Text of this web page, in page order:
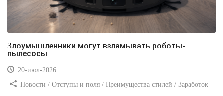
Злоумышленники могут взламывать роботы-
пылесосы
20-июл-2026
Новости / Отступы и поля / Преимущества стилей / Заработок